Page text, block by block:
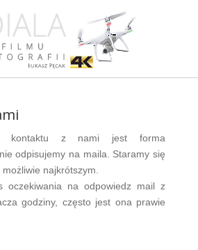
kontaktu z nami jest forma
odpisujemy na maila. Staramy się
najkrótszym.
oczekiwania na odpowiedz mail z
godziny, często jest ona prawie